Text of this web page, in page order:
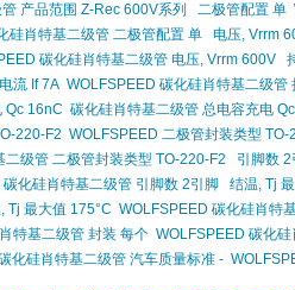
产品范围 Z-Rec 600V系列 二极管配置 单
硅肖特基二级管 二极管配置 单
电压, Vrrm
碳化硅肖特基二级管 电压, Vrrm 600V
流 If 7A WOLFSPEED 碳化硅肖特基二级管
Qc 16nC 碳化硅肖特基二级管 总电容充电
220-F2 WOLFSPEED 二极管封装类型 TO-
级管 二极管封装类型 TO-220-F2
引脚数 2
化硅肖特基二级管 引脚数 2引脚
结温, Tj
Tj 最大值 175°C WOLFSPEED 碳化硅肖特
特基二级管 封装 每个 WOLFSPEED 碳化
化硅肖特基二级管 汽车质量标准 -